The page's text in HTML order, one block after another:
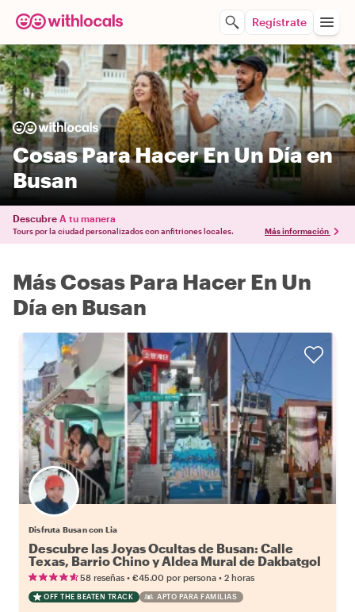
Regístrate
Cosas Para Hacer En Un Día en
Busan
Descubre A tu manera
Tours por la ciudad personalizados con anfitriones locales. Más información
Más Cosas Para Hacer En Un
Día en Busan
Disfruta Busan con Lia
Descubre las Joyas Ocultas de Busan: Calle
Texas, Barrio Chino y Aldea Mural de Dakbatgol
58 reseñas • €45.00 por persona • 2 horas
OFF THE BEATEN TRACK APTO PARA FAMILIAS